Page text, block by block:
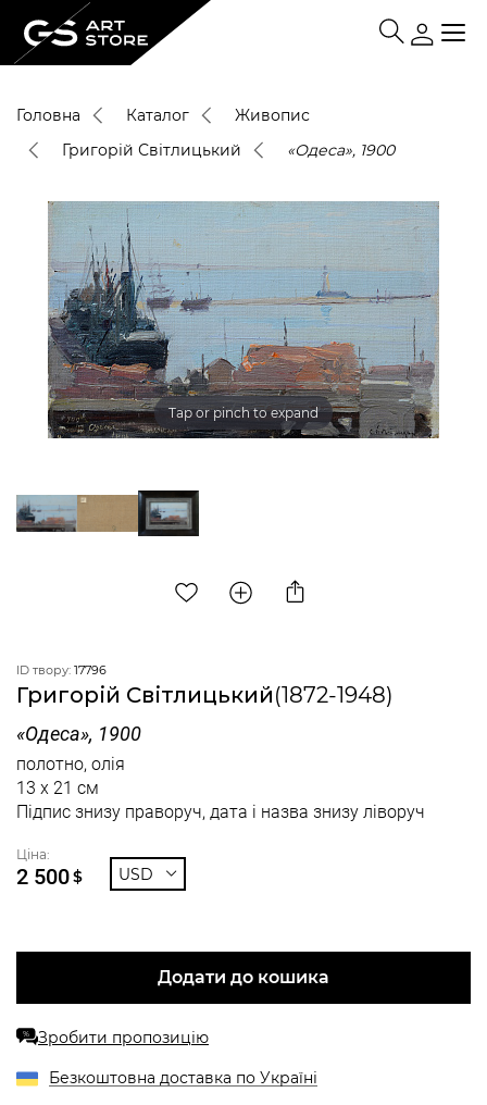
Головна Каталог
Живопис
Григорій Світлицький
«Одеса», 1900
Tap or pinch to expand
ID твору: 17796
Григорій Світлицький(1872-1948)
«Одеса», 1900
полотно, олія
13 x 21 см
Підпис знизу праворуч, дата і назва знизу ліворуч
Ціна:
2 500$ USD
Додати до кошика
% Зробити пропозицію
Безкоштовна доставка по Україні